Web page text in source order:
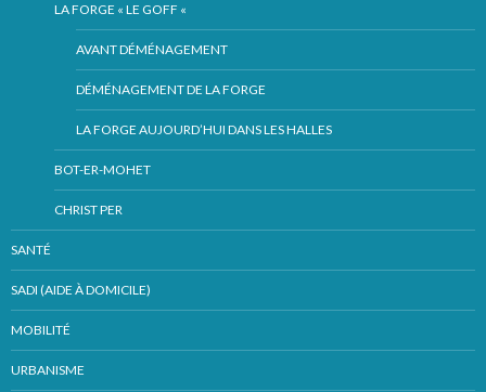
LA FORGE « LE GOFF «
AVANT DÉMÉNAGEMENT
DÉMÉNAGEMENT DE LA FORGE
LA FORGE AUJOURD’HUI DANS LES HALLES
BOT-ER-MOHET
CHRIST PER
SANTÉ
SADI (AIDE À DOMICILE)
MOBILITÉ
URBANISME